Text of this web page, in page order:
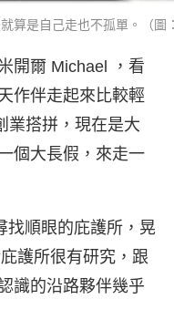
算是自己走也不孤單。（圖
開爾 Michael ，看
作伴走起來比較輕
業搭拼，現在是大
個大長假，來走一
找順眼的庇護所，晃
護所很有研究，跟
識的沿路夥伴幾乎